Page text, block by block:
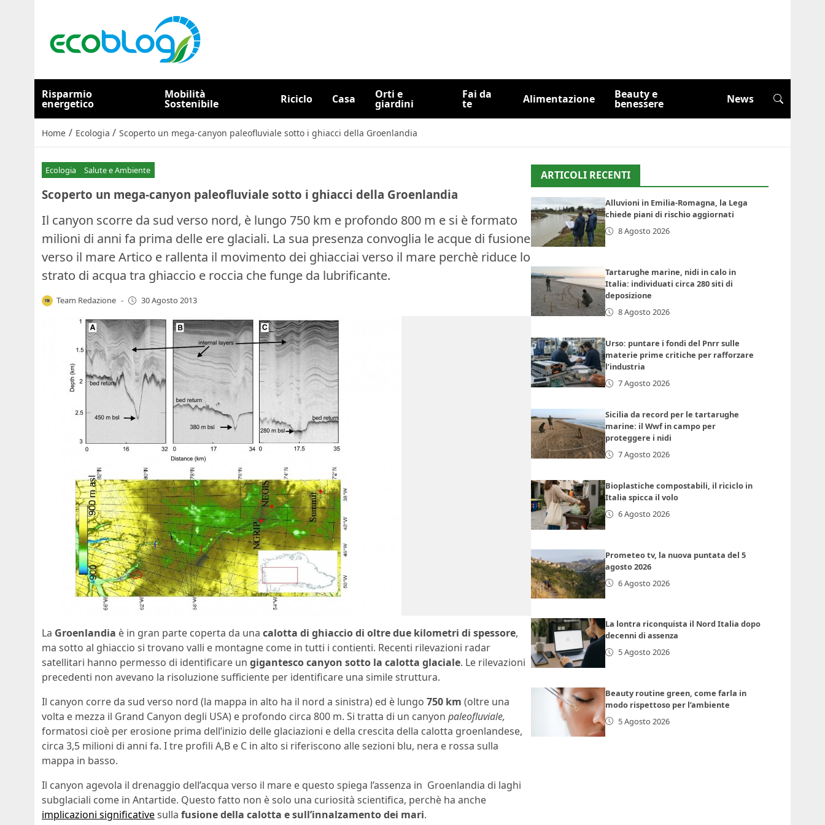
Risparmio
energetico
Mobilità
Sostenibile Riciclo Casa Orti e
giardini
Fai da
te Alimentazione Beauty e
benessere News
Home / Ecologia / Scoperto un mega-canyon paleofluviale sotto i ghiacci della Groenlandia
Ecologia Salute e Ambiente
Scoperto un mega-canyon paleofluviale sotto i ghiacci della Groenlandia
Il canyon scorre da sud verso nord, è lungo 750 km e profondo 800 m e si è formato
milioni di anni fa prima delle ere glaciali. La sua presenza convoglia le acque di fusione
verso il mare Artico e rallenta il movimento dei ghiacciai verso il mare perchè riduce lo
strato di acqua tra ghiaccio e roccia che funge da lubrificante.
Team Redazione - 30 Agosto 2013
La Groenlandia è in gran parte coperta da una calotta di ghiaccio di oltre due kilometri di spessore,
ma sotto al ghiaccio si trovano valli e montagne come in tutti i contienti. Recenti rilevazioni radar
satellitari hanno permesso di identificare un gigantesco canyon sotto la calotta glaciale. Le rilevazioni
precedenti non avevano la risoluzione sufficiente per identificare una simile struttura.
Il canyon corre da sud verso nord (la mappa in alto ha il nord a sinistra) ed è lungo 750 km (oltre una
volta e mezza il Grand Canyon degli USA) e profondo circa 800 m. Si tratta di un canyon paleofluviale,
formatosi cioè per erosione prima dell’inizio delle glaciazioni e della crescita della calotta groenlandese,
circa 3,5 milioni di anni fa. I tre profili A,B e C in alto si riferiscono alle sezioni blu, nera e rossa sulla
mappa in basso.
Il canyon agevola il drenaggio dell’acqua verso il mare e questo spiega l’assenza in Groenlandia di laghi
subglaciali come in Antartide. Questo fatto non è solo una curiosità scientifica, perchè ha anche
implicazioni significativesulla fusione della calotta e sull’innalzamento dei mari.
ARTICOLI RECENTI
Alluvioni in Emilia-Romagna, la Lega
chiede piani di rischio aggiornati
8 Agosto 2026
Tartarughe marine, nidi in calo in
Italia: individuati circa 280 siti di
deposizione
8 Agosto 2026
Urso: puntare i fondi del Pnrr sulle
materie prime critiche per rafforzare
l’industria
7 Agosto 2026
Sicilia da record per le tartarughe
marine: il Wwf in campo per
proteggere i nidi
7 Agosto 2026
Bioplastiche compostabili, il riciclo in
Italia spicca il volo
6 Agosto 2026
Prometeo tv, la nuova puntata del 5
agosto 2026
6 Agosto 2026
La lontra riconquista il Nord Italia dopo
decenni di assenza
5 Agosto 2026
Beauty routine green, come farla in
modo rispettoso per l’ambiente
5 Agosto 2026